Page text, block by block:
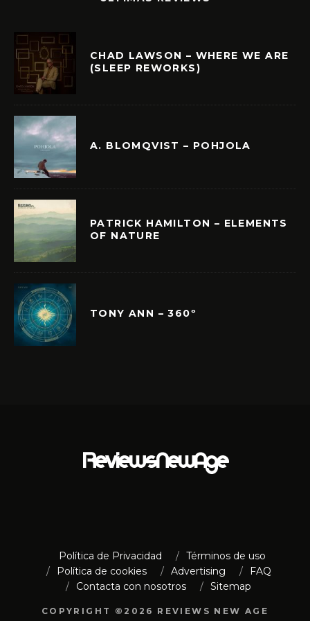
CHAD LAWSON – WHERE WE ARE
(SLEEP REWORKS)
A. BLOMQVIST – POHJOLA
PATRICK HAMILTON – ELEMENTS
OF NATURE
TONY ANN – 360º
Política de Privacidad
Términos de uso
Política de cookies
Advertising
FAQ
Contacta con nosotros
Sitemap
COPYRIGHT ©2026 REVIEWS NEW AGE